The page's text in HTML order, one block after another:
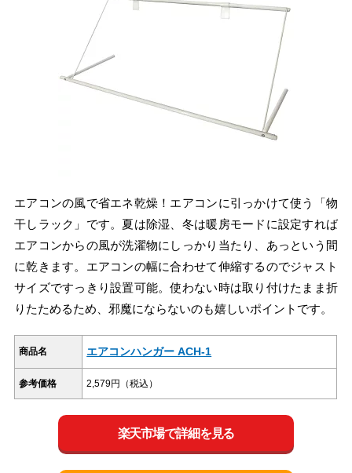
エアコンの風で省エネ乾燥！エアコンに引っかけて使う「物
干しラック」です。夏は除湿、冬は暖房モードに設定すれば
エアコンからの風が洗濯物にしっかり当たり、あっという間
に乾きます。エアコンの幅に合わせて伸縮するのでジャスト
サイズですっきり設置可能。使わない時は取り付けたまま折
りたためるため、邪魔にならないのも嬉しいポイントです。
商品名 エアコンハンガー ACH-1
参考価格 2,579円（税込）
楽天市場で詳細を見る